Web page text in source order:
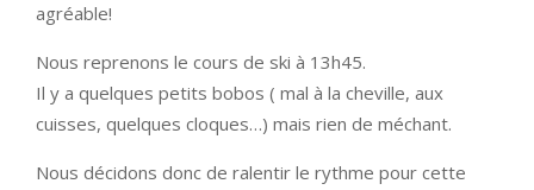
agréable!
Nous reprenons le cours de ski à 13h45.
Il y a quelques petits bobos ( mal à la cheville, aux
cuisses, quelques cloques…) mais rien de méchant.
Nous décidons donc de ralentir le rythme pour cette